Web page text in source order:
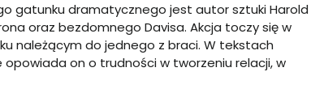
gatunku dramatycznego jest autor sztuki Harold
oraz bezdomnego Davisa. Akcja toczy się w
należącym do jednego z braci. W tekstach
on o trudności w tworzeniu relacji, w